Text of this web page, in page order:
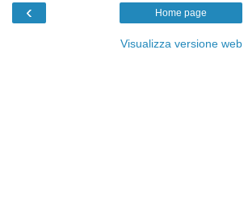
‹ Home page
Visualizza versione web